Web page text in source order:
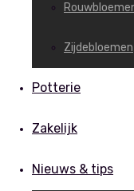
Zijdebloemen
Potterie
Zakelijk
Nieuws & tips